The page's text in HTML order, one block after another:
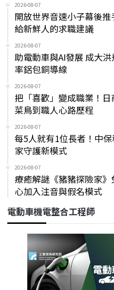
2026-08-07
開放世界音速小子幕後
給新鮮人的求職建議
2026-08-07
助電動車與AI發展 成大
率鋁包銅導線
2026-08-07
把「喜歡」變成職業！
菜鳥到職人心路歷程
2026-08-07
每5人就有1位長者！中
家守護新模式
2026-08-07
療癒解謎《豬豬探險家
心加入注音與假名模式
電動車機電整合工程師